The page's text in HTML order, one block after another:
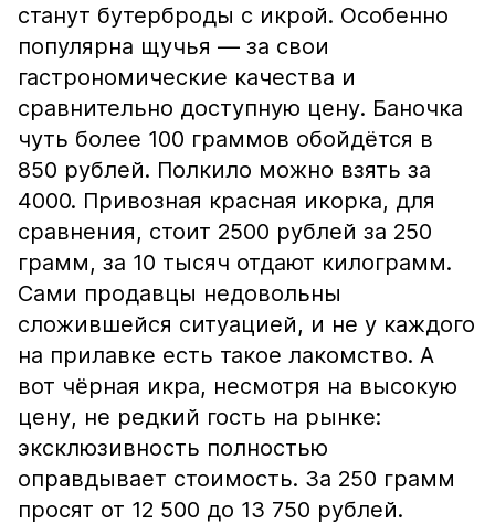
станут бутерброды с икрой. Особенно
популярна щучья — за свои
гастрономические качества и
сравнительно доступную цену. Баночка
чуть более 100 граммов обойдётся в
850 рублей. Полкило можно взять за
4000. Привозная красная икорка, для
сравнения, стоит 2500 рублей за 250
грамм, за 10 тысяч отдают килограмм.
Сами продавцы недовольны
сложившейся ситуацией, и не у каждого
на прилавке есть такое лакомство. А
вот чёрная икра, несмотря на высокую
цену, не редкий гость на рынке:
эксклюзивность полностью
оправдывает стоимость. За 250 грамм
просят от 12 500 до 13 750 рублей.